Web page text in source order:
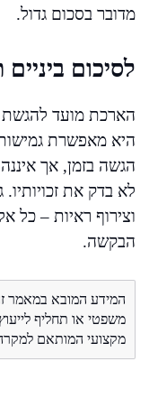
מדובר בסכום גדול.
לסיכום ביניים
הארכת מועד להגשת
היא מאפשרת גמישות
הגשה בזמן, אך
לא בדק את
וצירוף ראיות – כל
הבקשה.
המידע המובא במאמר זה
משפטי או תחליף
מקצועי המותאם